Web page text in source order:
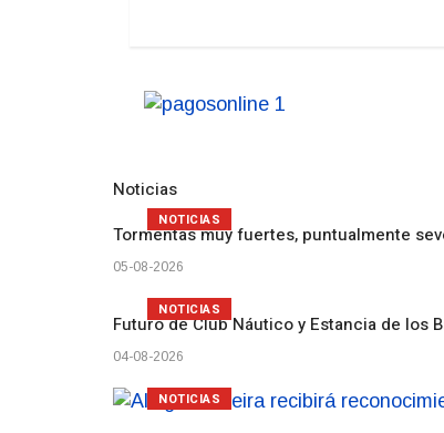
Noticias
Tormentas muy fuertes, puntualmente
05-08-2026
NOTICIAS
Futuro de Club Náutico y Estancia de los
04-08-2026
NOTICIAS
NOTICIAS